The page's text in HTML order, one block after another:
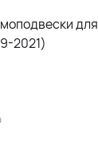
для
2021)